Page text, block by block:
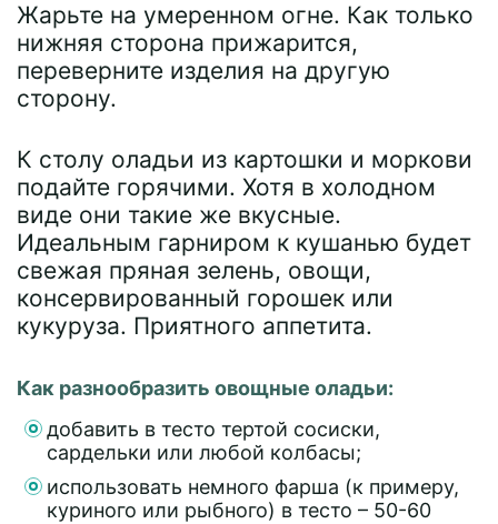
Жарьте на умеренном огне. Как только
нижняя сторона прижарится,
переверните изделия на другую
сторону.
К столу оладьи из картошки и моркови
подайте горячими. Хотя в холодном
виде они такие же вкусные.
Идеальным гарниром к кушанью будет
свежая пряная зелень, овощи,
консервированный горошек или
кукуруза. Приятного аппетита.
Как разнообразить овощные оладьи:
добавить в тесто тертой сосиски,
сардельки или любой колбасы;
использовать немного фарша (к примеру,
куриного или рыбного) в тесто – 50-60